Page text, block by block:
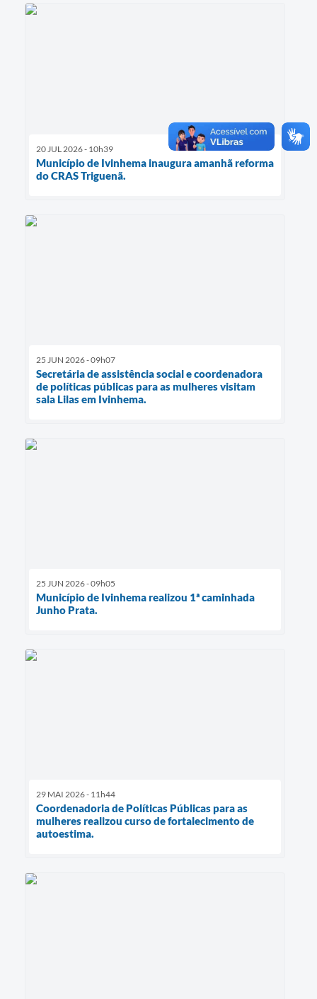
20 JUL 2026 - 10h39
Município de Ivinhema inaugura amanhã reforma
do CRAS Triguenã.
25 JUN 2026 - 09h07
Secretária de assistência social e coordenadora
de políticas públicas para as mulheres visitam
sala Lilas em Ivinhema.
25 JUN 2026 - 09h05
Município de Ivinhema realizou 1ª caminhada
Junho Prata.
29 MAI 2026 - 11h44
Coordenadoria de Políticas Públicas para as
mulheres realizou curso de fortalecimento de
autoestima.